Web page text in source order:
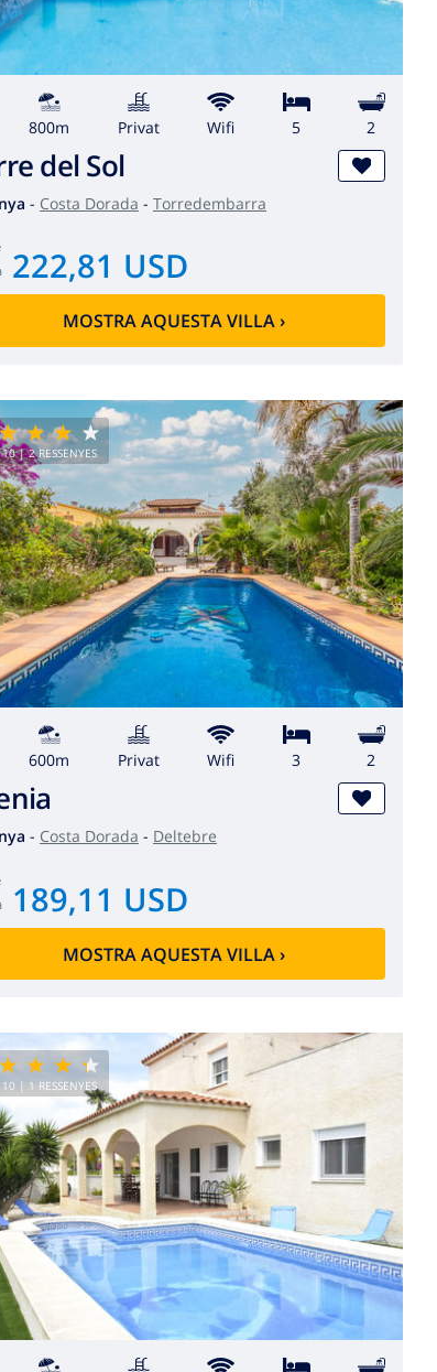
800m Privat wifi 5 2
del Sol
- Costa Dorada - Torredembarra
222,81 USD
MOSTRA AQUESTA VILLA›
|2 RESSENYES
600m Privat wifi 3 2
- Costa Dorada - Deltebre
189,11 USD
MOSTRA AQUESTA VILLA›
| 1 RESSENYES